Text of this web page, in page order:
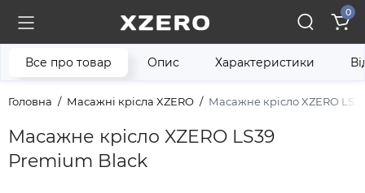
0
Головна Масажні крісла XZERO Масажне крісло XZERO
Масажне крісло XZERO LS39
Premium Black
Все про товар Опис Характеристики